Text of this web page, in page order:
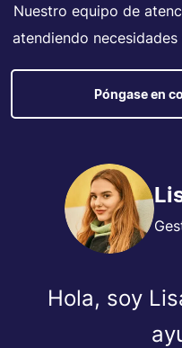
Nuestro equipo de
atendiendo
Póngase en
Hola, soy